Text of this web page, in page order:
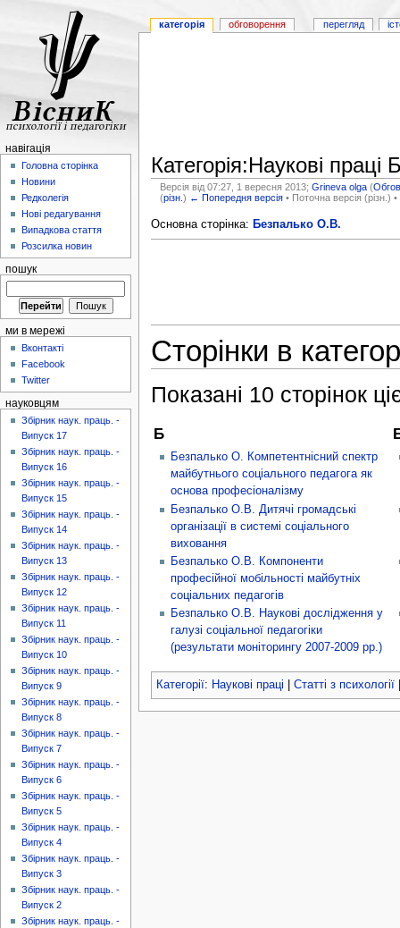
Категорія:Наукові
Версія від 07:27, 1 вересня 2013;Grineva olga (
(різн.) ← Попередня версія • Поточна версія (різн.)
Основна сторінка: Безпалько О.В.
Сторінки в
Показані 10 сторінок
Б
Безпалько О. Компетентнісний спектр
майбутнього соціального педагога як
основа професіоналізму
Безпалько О.В. Дитячі громадські
організації в системі соціального
виховання
Безпалько О.В. Компоненти
професійної мобільності майбутніх
соціальних педагогів
Безпалько О.В. Наукові дослідження у
галузі соціальної педагогіки
(результати моніторингу 2007-2009 рр.)
Категорії: Наукові праці Статті з психології
категорія обговорення перегляд
навігація
Головна сторінка
Новини
Редколегія
Нові редагування
Випадкова стаття
Розсилка новин
пошук
ми в мережі
Вконтакті
Facebook
Twitter
науковцям
Збірник наук. праць. -
Випуск 17
Збірник наук. праць. -
Випуск 16
Збірник наук. праць. -
Випуск 15
Збірник наук. праць. -
Випуск 14
Збірник наук. праць. -
Випуск 13
Збірник наук. праць. -
Випуск 12
Збірник наук. праць. -
Випуск 11
Збірник наук. праць. -
Випуск 10
Збірник наук. праць. -
Випуск 9
Збірник наук. праць. -
Випуск 8
Збірник наук. праць. -
Випуск 7
Збірник наук. праць. -
Випуск 6
Збірник наук. праць. -
Випуск 5
Збірник наук. праць. -
Випуск 4
Збірник наук. праць. -
Випуск 3
Збірник наук. праць. -
Випуск 2
Збірник наук. праць. -